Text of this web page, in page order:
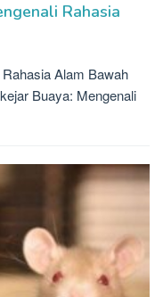
Rahasia
Alam Bawah
Buaya: Mengenali